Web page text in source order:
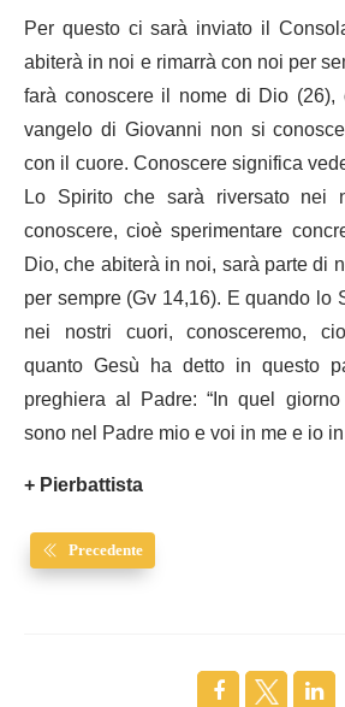
Per questo ci sarà inviato il
abiterà in noi e rimarrà con noi per
farà conoscere il nome di Dio
vangelo di Giovanni non si
con il cuore. Conoscere significa
Lo Spirito che sarà riversato nei
conoscere, cioè sperimentare
Dio, che abiterà in noi, sarà parte di
per sempre (Gv 14,16). E quando lo
nei nostri cuori, conosceremo,
quanto Gesù ha detto in questo
preghiera al Padre: “In quel
sono nel Padre mio e voi in me e io
+ Pierbattista
Precedente